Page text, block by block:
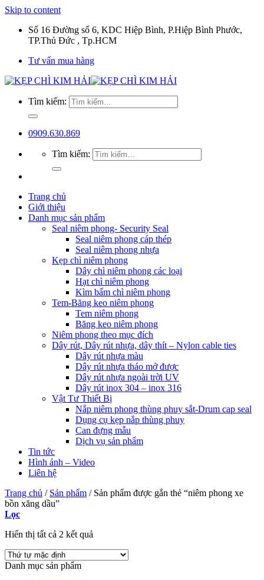
Skip to content
Số 16 Đường số 6, KDC Hiệp Bình, P.Hiệp Bình Phước,
TP.Thủ Đức , Tp.HCM
Tư vấn mua hàng
Tìm kiếm:
0909.630.869
Tìm kiếm:
Trang chủ
Giới thiệu
Danh mục sản phẩm
Seal niêm phong- Security Seal
Seal niêm phong cáp thép
Seal niêm phong nhựa
Kẹp chì niêm phong
Dây chì niêm phong các loại
Hạt chì niêm phong
Kìm bấm chì niêm phong
Tem-Băng keo niêm phong
Tem niêm phong
Băng keo niêm phong
Niêm phong theo mục đích
Dây rút, Dây rút nhựa, dây thít – Nylon cable ties
Dây rút nhựa màu
Dây rút nhựa tháo mở được
Dây rút nhựa ngoài trời UV
Dây rút inox 304 – inox 316
Vật Tư Thiết Bị
Nắp niêm phong thùng phuy sắt-Drum cap seal
Dụng cụ kẹp nắp thùng phuy
Can đựng mẫu
Dịch vụ sản phẩm
Tin tức
Hình ảnh – Video
Liên hệ
Trang chủ / Sản phẩm /Sản phẩm được gắn thẻ “niêm phong xe
bồn xăng dầu”
Lọc
Hiển thị tất cả 2 kết quả
Danh mục sản phẩm